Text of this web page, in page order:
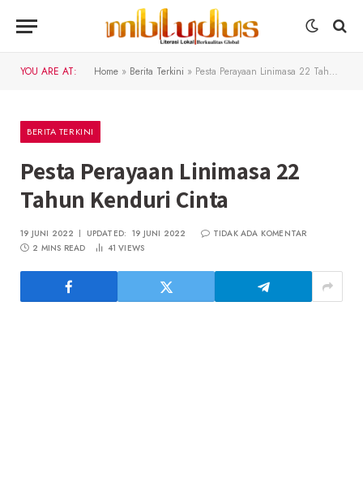
YOU ARE AT: Home » Berita Terkini » Pesta Perayaan Linimasa 22 Tahun Kenduri Cinta
BERITA TERKINI
Pesta Perayaan Linimasa 22
Tahun Kenduri Cinta
19 JUNI 2022 UPDATED: 19 JUNI 2022
TIDAK ADA KOMENTAR
2 MINS READ
41VIEWS